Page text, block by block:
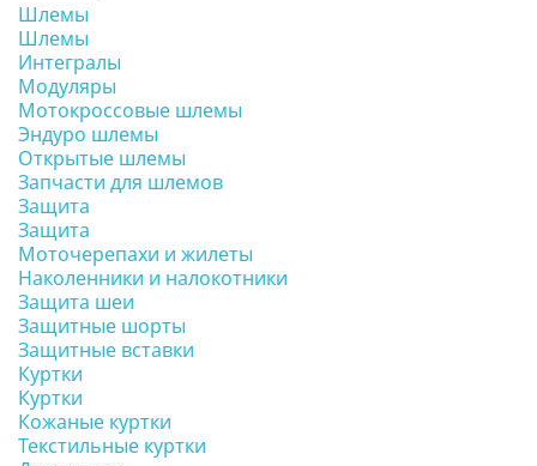
Шлемы
Шлемы
Интегралы
Модуляры
Мотокроссовые шлемы
Эндуро шлемы
Открытые шлемы
Запчасти для шлемов
Защита
Защита
Моточерепахи и жилеты
Наколенники и налокотники
Защита шеи
Защитные шорты
Защитные вставки
Куртки
Куртки
Кожаные куртки
Текстильные куртки